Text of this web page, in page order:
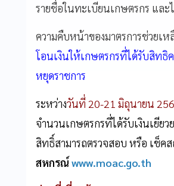
รายชื่อในทะเบียนเกษตรกร แล
ความคืบหน้าของมาตรการช่วยเ
โอนเงินให้เกษตรกรที่ได้รับสิทธิ
หยุดราชการ
ระหว่างวันที่ 20-21 มิถุนายน
จำนวนเกษตรกรที่ได้รับเงินเยีย
สิทธิ์สามารถตรวจสอบ หรือ เช็ค
สหกรณ์ www.moac.go.th